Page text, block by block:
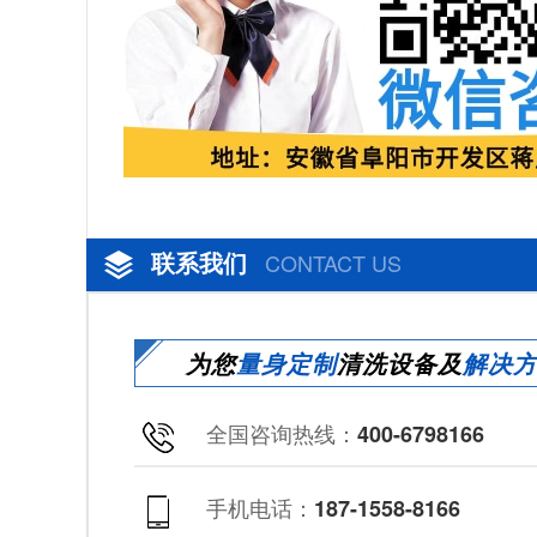
联系我们 CONTACT US
为您量身定制清洗设备及解决
全国咨询热线： 400-6798166
手机电话： 187-1558-8166